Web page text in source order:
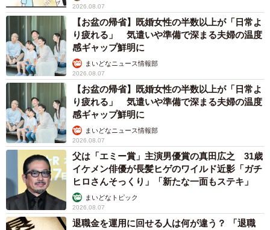
2026.08.07
【お盆の帰省】既婚女性の半数以上が「日常よ
り疲れる」 気遣いや準備で深まる夫婦の温度
感ギャップ鮮明に
まいどなニュース情報部
2026.08.07
【お盆の帰省】既婚女性の半数以上が「日常よ
り疲れる」 気遣いや準備で深まる夫婦の温度
感ギャップ鮮明に
まいどなニュース情報部
2026.08.07
父は「エミー賞」主演男優賞の真田広之 31歳
イケメン俳優が長髪ヒゲのワイルド近影「ガチ
ヒロさんそっくり」「新たな一面もステキ」
まいどなトピック
2026.08.07
退職金を運用に回せる人は何が違う？ 「退職